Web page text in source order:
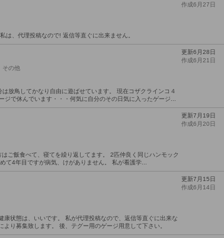
は、代理投稿なので! 返信等直ぐに出来ません。
作成6月27日
その他
放鳥してかなり自由に遊ばせています。 現在コザクラインコ４
で休んでいます・・・何気に自分のその日気に入ったゲージ...
更新6月28日
作成6月21日
ご飯食べて、寝てを繰り返してます。 2匹仲良く同じハンモック
て4年目ですが病気、けがありません。 私が看護学...
更新7月19日
作成6月20日
状態は、いいです。 私が代理投稿なので、返信等直ぐに出来な
り募集致します。 後、テグー用のゲージ用意して下さい。
更新7月15日
作成6月14日